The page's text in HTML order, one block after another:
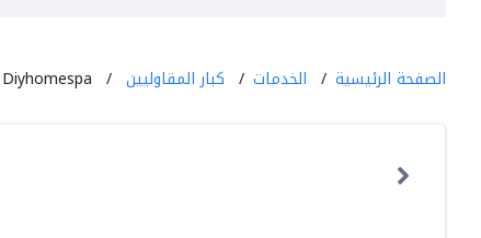
الصفحة الرئيسية الخدمات كبار المقاوليين Diyhomespa